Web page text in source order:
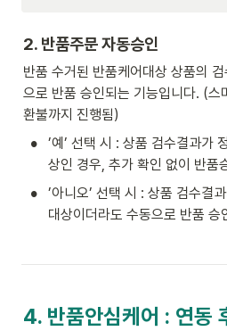
2. 반품주문 자동승인
반품 수거된 반품케어대상 상품의
으로 반품 승인되는 기능입니다. (스
환불까지 진행됨)
•
’예’ 선택 시 : 상품 검수결과가
상인 경우, 추가 확인 없이 반품
•
’아니오’ 선택 시 : 상품 검수결
대상이더라도 수동으로 반품
4. 반품안심케어 : 연동